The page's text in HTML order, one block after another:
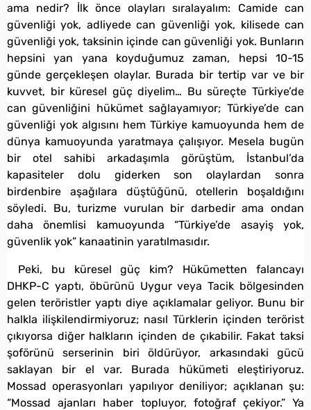
ama nedir? İlk önce olayları sıralayalım: Camide can
güvenliği yok, adliyede can güvenliği yok, kilisede can
güvenliği yok, taksinin içinde can güvenliği yok. Bunların
hepsini yan yana koyduğumuz zaman, hepsi 10-15
günde gerçekleşen olaylar. Burada bir tertip var ve bir
kuvvet, bir küresel güç diyelim… Bu süreçte Türkiye’de
can güvenliğini hükümet sağlayamıyor; Türkiye’de can
güvenliği yok algısını hem Türkiye kamuoyunda hem de
dünya kamuoyunda yaratmaya çalışıyor. Mesela bugün
bir otel sahibi arkadaşımla görüştüm, İstanbul’da
kapasiteler dolu giderken son olaylardan sonra
birdenbire aşağılara düştüğünü, otellerin boşaldığını
söyledi. Bu, turizme vurulan bir darbedir ama ondan
daha önemlisi kamuoyunda “Türkiye’de asayiş yok,
güvenlik yok” kanaatinin yaratılmasıdır.
Peki, bu küresel güç kim? Hükümetten falancayı
DHKP-C yaptı, öbürünü Uygur veya Tacik bölgesinden
gelen teröristler yaptı diye açıklamalar geliyor. Bunu bir
halkla ilişkilendirmiyoruz; nasıl Türklerin içinden terörist
çıkıyorsa diğer halkların içinden de çıkabilir. Fakat taksi
şoförünü serserinin biri öldürüyor, arkasındaki gücü
saklayan bir el var. Burada hükümeti eleştiriyoruz.
Mossad operasyonları yapılıyor deniliyor; açıklanan şu:
“Mossad ajanları haber topluyor, fotoğraf çekiyor.” Ya